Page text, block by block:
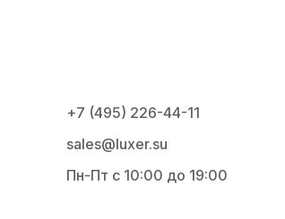
+7 (495) 226-44-11
sales@luxer.su
Пн-Пт с 10:00 до 19:00